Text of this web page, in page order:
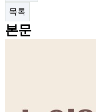
목록
본문